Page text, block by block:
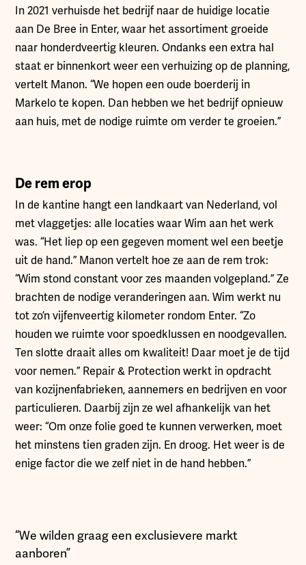
In 2021 verhuisde het bedrijf naar de huidige locatie
aan De Bree in Enter, waar het assortiment groeide
naar honderdveertig kleuren. Ondanks een extra hal
staat er binnenkort weer een verhuizing op de planning,
vertelt Manon. “We hopen een oude boerderij in
Markelo te kopen. Dan hebben we het bedrijf opnieuw
aan huis, met de nodige ruimte om verder te groeien.”
De rem erop
In de kantine hangt een landkaart van Nederland, vol
met vlaggetjes: alle locaties waar Wim aan het werk
was. “Het liep op een gegeven moment wel een beetje
uit de hand.” Manon vertelt hoe ze aan de rem trok:
“Wim stond constant voor zes maanden volgepland.” Ze
brachten de nodige veranderingen aan. Wim werkt nu
tot zo’n vijfenveertig kilometer rondom Enter. “Zo
houden we ruimte voor spoedklussen en noodgevallen.
Ten slotte draait alles om kwaliteit! Daar moet je de tijd
voor nemen.” Repair & Protection werkt in opdracht
van kozijnenfabrieken, aannemers en bedrijven en voor
particulieren. Daarbij zijn ze wel afhankelijk van het
weer: “Om onze folie goed te kunnen verwerken, moet
het minstens tien graden zijn. En droog. Het weer is de
enige factor die we zelf niet in de hand hebben.”
“We wilden graag een exclusievere markt
aanboren”